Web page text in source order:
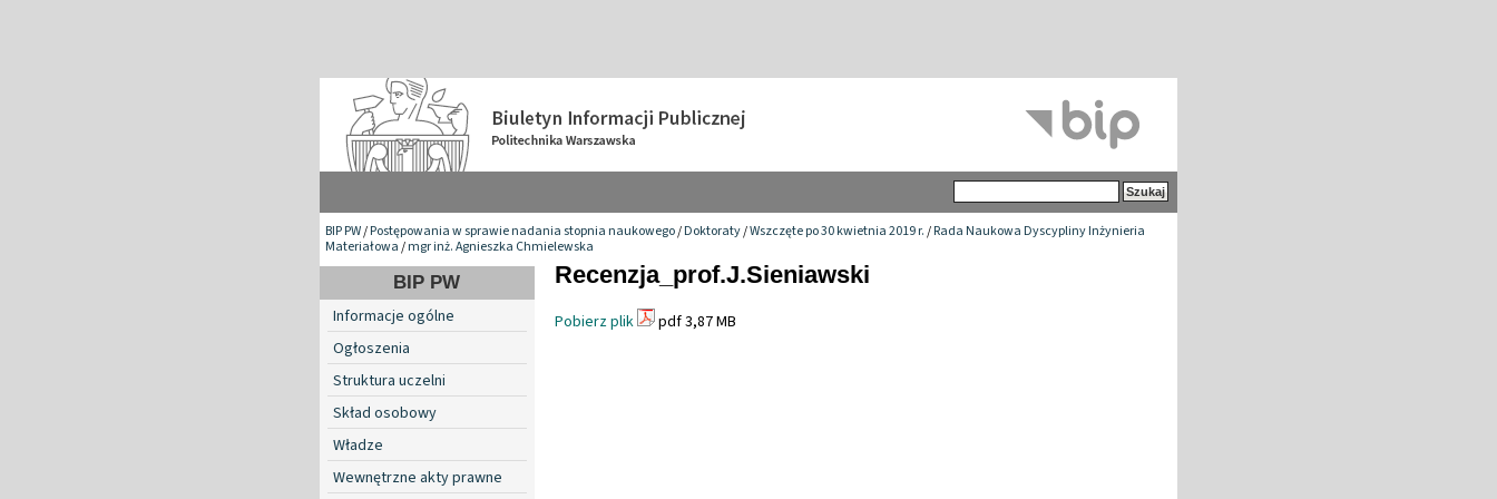
BIP PW/Postępowania w sprawie nadania stopnia naukowego/Doktoraty/Wszczęte po 30 kwietnia 2019 r./Rada Naukowa Dyscypliny Inżynieria
Materiałowa/mgr inż. Agnieszka Chmielewska
BIP PW
Informacje ogólne
Ogłoszenia
Struktura uczelni
Skład osobowy
Władze
Wewnętrzne akty prawne
Recenzja_prof.J.Sieniawski
Pobierz plik pdf 3,87 MB